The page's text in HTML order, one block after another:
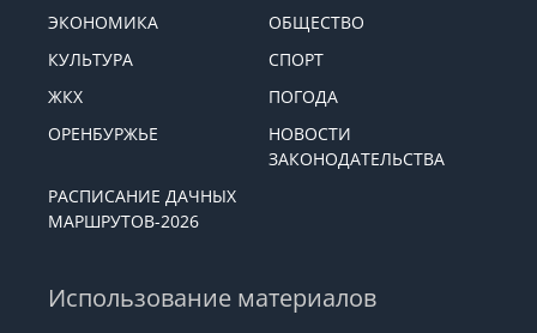
ЭКОНОМИКА
ОБЩЕСТВО
КУЛЬТУРА
СПОРТ
ЖКХ
ПОГОДА
ОРЕНБУРЖЬЕ
НОВОСТИ
ЗАКОНОДАТЕЛЬСТВА
РАСПИСАНИЕ ДАЧНЫХ
МАРШРУТОВ-2026
Использование материалов